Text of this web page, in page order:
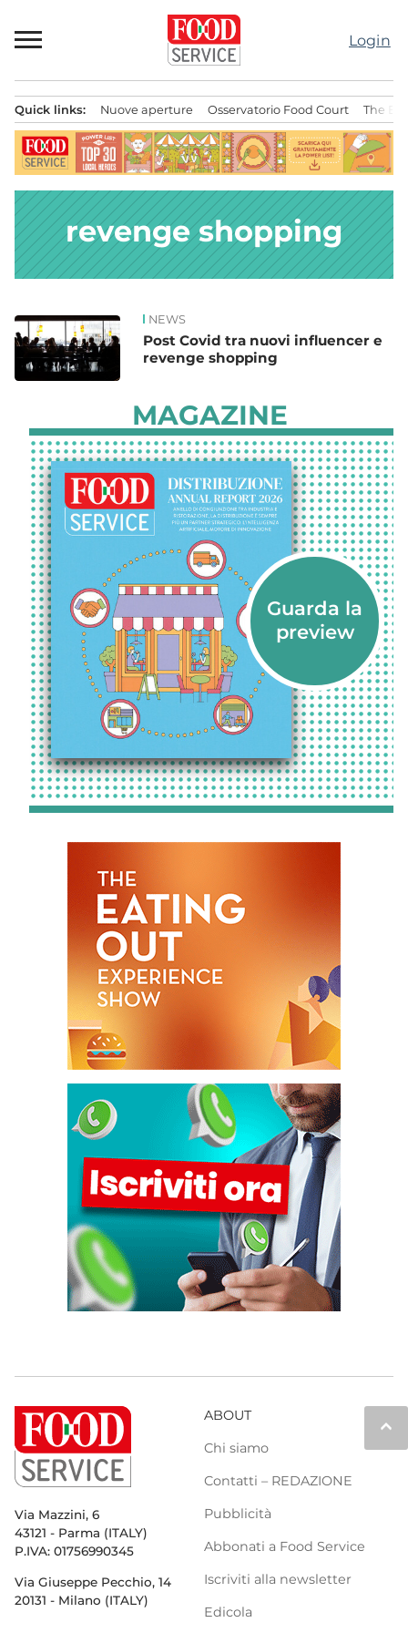
al
contenuto
Login
principale
Quick links: Nuove aperture Osservatorio Food Court The
revenge shopping
News NEWS
Post Covid tra nuovi influencer e
revenge shopping
MAGAZINE
keyboard_arrow_up
Via Mazzini, 6
43121 - Parma (ITALY)
P.IVA: 01756990345
Via Giuseppe Pecchio, 14
20131 - Milano (ITALY)
ABOUT
Chi siamo
Contatti – REDAZIONE
Pubblicità
Abbonati a Food Service
Iscriviti alla newsletter
Edicola